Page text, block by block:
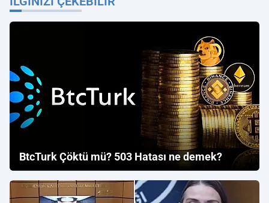
BtcTurk Çöktü mü? 503 Hatası ne demek?